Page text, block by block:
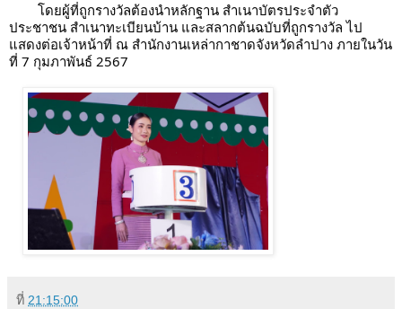
โดยผู้ที่ถูกรางวัลต้องนำหลักฐาน สำเนาบัตรประจำตัว
ประชาชน สำเนาทะเบียนบ้าน และสลากต้นฉบับที่ถูกรางวัล ไป
แสดงต่อเจ้าหน้าที่ ณ สำนักงานเหล่ากาชาดจังหวัดลำปาง ภายในวัน
ที่ 7 กุมภาพันธ์ 2567
ที่ 21:15:00